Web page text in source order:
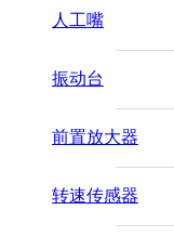
人工嘴
振动台
前置放大器
转速传感器